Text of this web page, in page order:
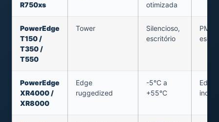
R750xs
otimizada
PowerEdge
T150 /
T350 /
T550
Tower
Silencioso,
escritório
PME /
PowerEdge
XR4000 /
XR8000
Edge
ruggedized
-5°C a
+55°C
Edge